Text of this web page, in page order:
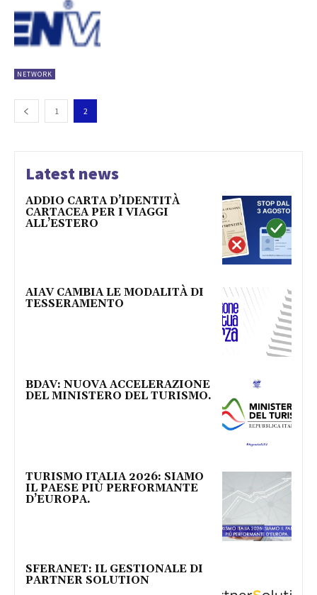
NETWORK
1 2
Latest news
ADDIO CARTA D’IDENTITÀ
CARTACEA PER I VIAGGI
ALL’ESTERO
AIAV CAMBIA LE MODALITÀ DI
TESSERAMENTO
BDAV: NUOVA ACCELERAZIONE
DEL MINISTERO DEL TURISMO.
TURISMO ITALIA 2026: SIAMO
IL PAESE PIÙ PERFORMANTE
D’EUROPA.
SFERANET: IL GESTIONALE DI
PARTNER SOLUTION